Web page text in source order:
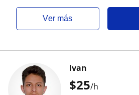
ver más
$25/h
Ivan